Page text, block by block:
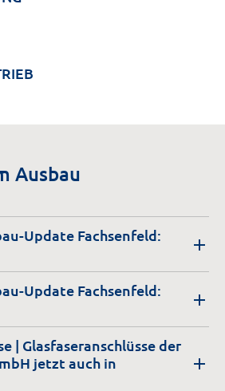
Ausbau
Update Fachsenfeld:
Update Fachsenfeld:
| Glasfaseranschlüsse der
jetzt auch in